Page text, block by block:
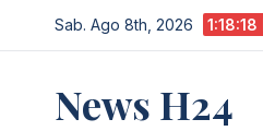
al
Sab. Ago 8th, 2026 1:18:19
News H24